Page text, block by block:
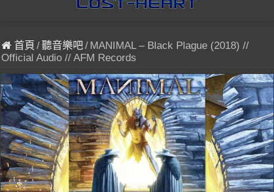
首頁 /聽音樂吧/ MANIMAL – Black Plague (2018) //
Official Audio // AFM Records